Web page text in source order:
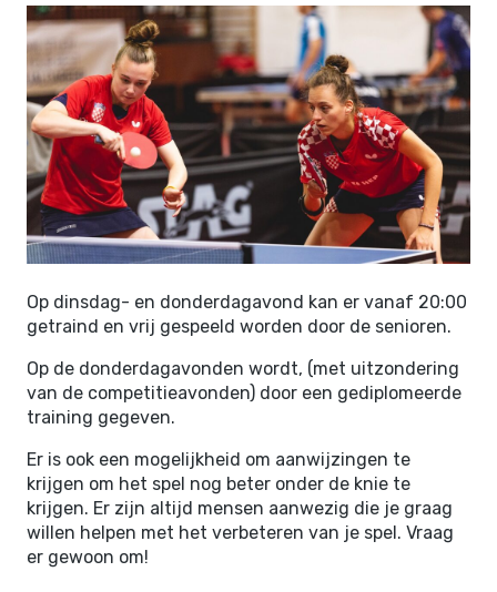
Op dinsdag- en donderdagavond kan er vanaf 20:00
getraind en vrij gespeeld worden door de senioren.
Op de donderdagavonden wordt, (met uitzondering
van de competitieavonden) door een gediplomeerde
training gegeven.
Er is ook een mogelijkheid om aanwijzingen te
krijgen om het spel nog beter onder de knie te
krijgen. Er zijn altijd mensen aanwezig die je graag
willen helpen met het verbeteren van je spel. Vraag
er gewoon om!